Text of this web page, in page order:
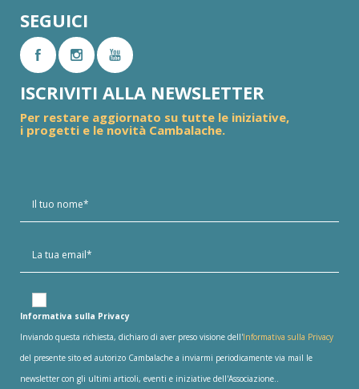
SEGUICI
ISCRIVITI ALLA NEWSLETTER
Per restare aggiornato su tutte le iniziative,
i progetti e le novità Cambalache.
Informativa sulla Privacy
Inviando questa richiesta, dichiaro di aver preso visione dell'Informativa sulla Privacy
del presente sito ed autorizo Cambalache a inviarmi periodicamente via mail le
newsletter con gli ultimi articoli, eventi e iniziative dell'Associazione..